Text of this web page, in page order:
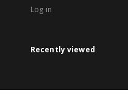
Log in
Recently viewed